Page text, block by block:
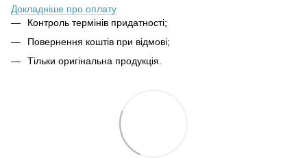
Докладніше про оплату
Контроль термінів придатності;
Повернення коштів при відмові;
Тільки оригінальна продукція.